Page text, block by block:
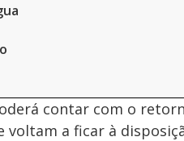
contar com o
voltam a ficar à